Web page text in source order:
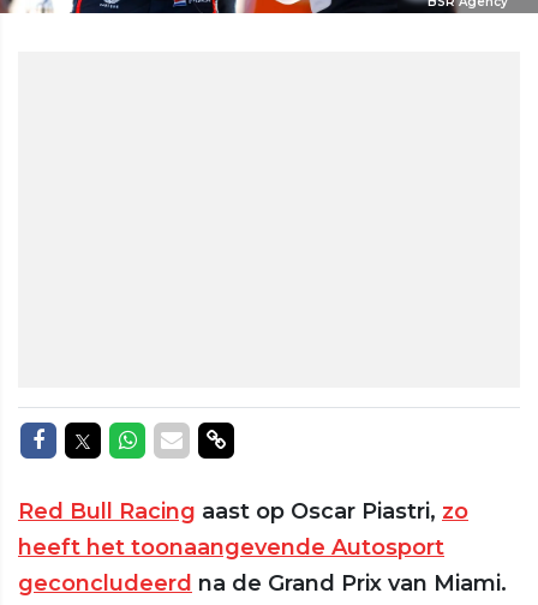
Delen op Facebook
Delen op Twitter
Delen op Whatsapp
Delen via Mail
Delen via link
Red Bull Racing aast op Oscar Piastri, zo
heeft het toonaangevende Autosport
geconcludeerd na de Grand Prix van Miami.